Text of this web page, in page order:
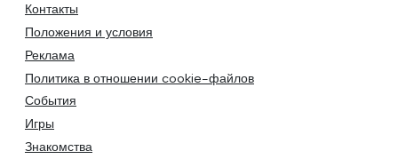
Контакты
Положения и условия
Реклама
Политика в отношении cookie-файлов
События
Игры
Знакомства